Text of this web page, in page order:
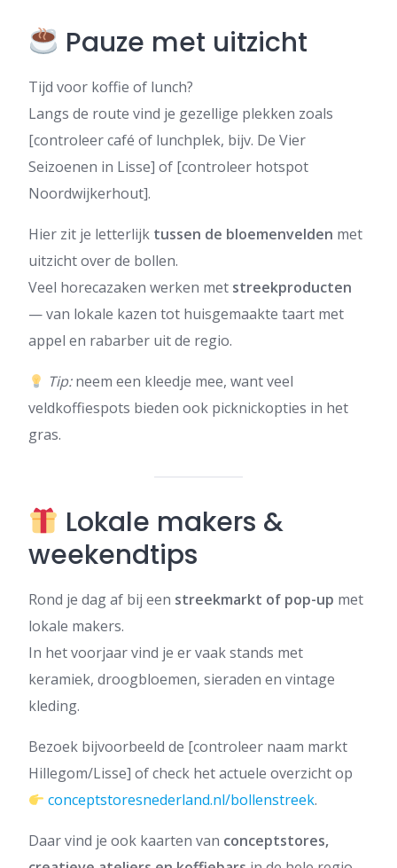
Pauze met uitzicht
Tijd voor koffie of lunch?
Langs de route vind je gezellige plekken zoals
[controleer café of lunchplek, bijv. De Vier
Seizoenen in Lisse] of [controleer hotspot
Noordwijkerhout].
Hier zit je letterlijk tussen de bloemenvelden met
uitzicht over de bollen.
Veel horecazaken werken met streekproducten
— van lokale kazen tot huisgemaakte taart met
appel en rabarber uit de regio.
Tip:neem een kleedje mee, want veel
veldkoffiespots bieden ook picknickopties in het
gras.
Lokale makers &
weekendtips
Rond je dag af bij een streekmarkt of pop-up met
lokale makers.
In het voorjaar vind je er vaak stands met
keramiek, droogbloemen, sieraden en vintage
kleding.
Bezoek bijvoorbeeld de [controleer naam markt
Hillegom/Lisse] of check het actuele overzicht op
conceptstoresnederland.nl/bollenstreek.
Daar vind je ook kaarten van conceptstores,